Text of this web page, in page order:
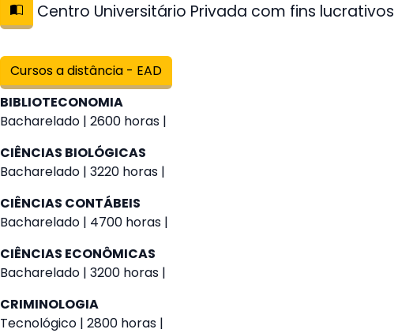
Centro Universitário Privada com fins lucrativos
Cursos a distância - EAD
BIBLIOTECONOMIA
Bacharelado | 2600 horas |
CIÊNCIAS BIOLÓGICAS
Bacharelado | 3220 horas |
CIÊNCIAS CONTÁBEIS
Bacharelado | 4700 horas |
CIÊNCIAS ECONÔMICAS
Bacharelado | 3200 horas |
CRIMINOLOGIA
Tecnológico | 2800 horas |